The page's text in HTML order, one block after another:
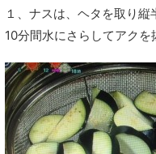
１、ナスは、ヘタを取り縦
10分間水にさらしてアクを